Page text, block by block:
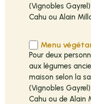
(Vignobles
Cahu ou Alain
Menu
Pour deux
aux légumes
maison selon la
(Vignobles
Cahu ou de Alain